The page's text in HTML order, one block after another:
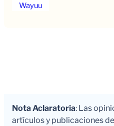
Wayuu
Nota Aclaratoria: Las
artículos y publicaciones